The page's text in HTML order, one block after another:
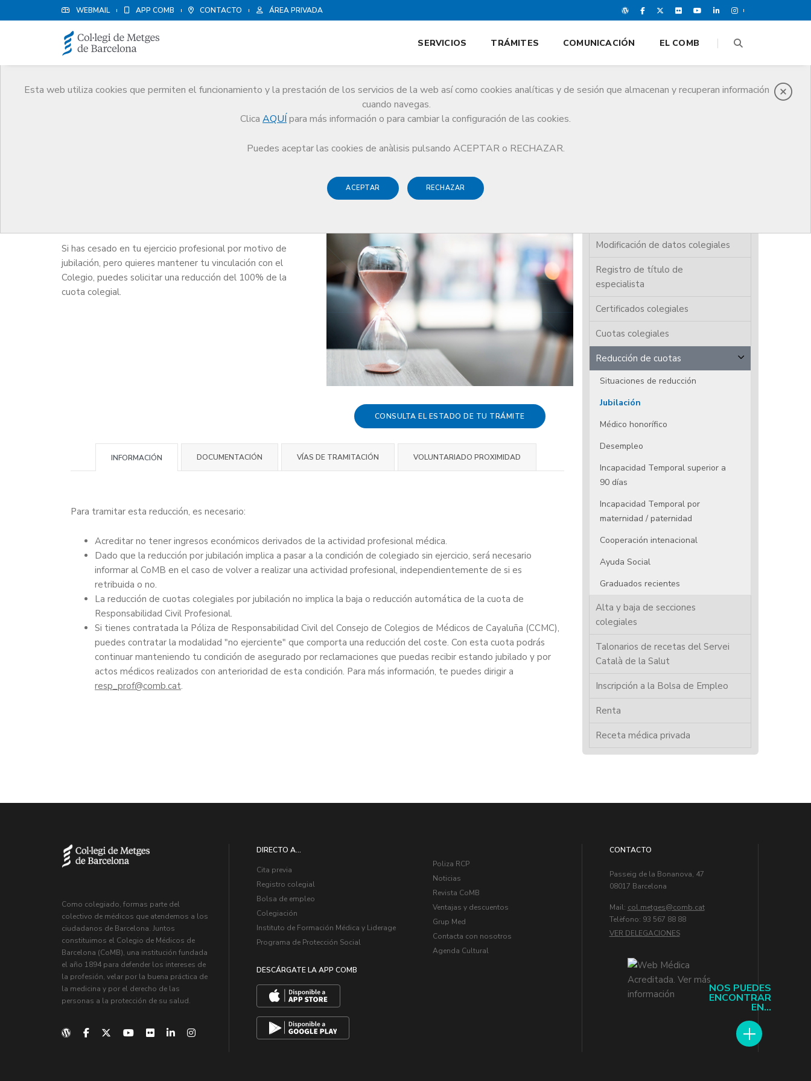
WEBMAIL APP COMB CONTACTO ÁREA PRIVADA
Esta web utiliza cookies que permiten el funcionamiento y la prestación de los servicios de la web así como cookies analíticas y de sesión que almacenan y recuperan información
cuando navegas.
Clica AQUÍ para más información o para cambiar la configuración de las cookies.
Puedes aceptar las cookies de anàlisis pulsando ACEPTAR o RECHAZAR.
ACEPTAR RECHAZAR
SERVICIOS TRÁMITES COMUNICACIÓN EL COMB
Si has cesado en tu ejercicio profesional por motivo de
jubilación, pero quieres mantener tu vinculación con el
Colegio, puedes solicitar una reducción del 100% de la
cuota colegial.
CONSULTA EL ESTADO DE TU TRÁMITE
INFORMACIÓN DOCUMENTACIÓN VÍAS DE TRAMITACIÓN VOLUNTARIADO PROXIMIDAD
Para tramitar esta reducción, es necesario:
Acreditar no tener ingresos económicos derivados de la actividad profesional médica.
Dado que la reducción por jubilación implica a pasar a la condición de colegiado sin ejercicio, será necesario
informar al CoMB en el caso de volver a realizar una actividad profesional, independientemente de si es
retribuida o no.
La reducción de cuotas colegiales por jubilación no implica la baja o reducción automática de la cuota de
Responsabilidad Civil Profesional.
Si tienes contratada la Póliza de Responsabilidad Civil del Consejo de Colegios de Médicos de Cayaluña (CCMC),
puedes contratar la modalidad "no ejerciente" que comporta una reducción del coste. Con esta cuota podrás
continuar manteniendo tu condición de asegurado por reclamaciones que puedas recibir estando jubilado y por
actos médicos realizados con anterioridad de esta condición. Para más información, te puedes dirigir a
resp_prof
.
NOS PUEDES
ENCONTRAR
EN...
Modificación de datos colegiales
Registro de título de
especialista
Certificados colegiales
Cuotas colegiales
Reducción de cuotas
Situaciones de reducción
Jubilación
Médico honorífico
Desempleo
Incapacidad Temporal superior a
90 días
Incapacidad Temporal por
maternidad / paternidad
Cooperación intenacional
Ayuda Social
Graduados recientes
Alta y baja de secciones
colegiales
Talonarios de recetas del Servei
Català de la Salut
Inscripción a la Bolsa de Empleo
Renta
Receta médica privada
Como colegiado, formas parte del
colectivo de médicos que atendemos a los
ciudadanos de Barcelona. Juntos
constituimos el Colegio de Médicos de
Barcelona (CoMB), una institución fundada
el año 1894 para defender los intereses de
la profesión, velar por la buena práctica de
la medicina y por el derecho de las
personas a la protección de su salud.
DIRECTO A...
Cita previa
Registro colegial
Bolsa de empleo
Colegiación
Instituto de Formación Médica y Liderage
Programa de Protección Social
DESCÁRGATE LA APP COMB
Poliza RCP
Noticias
Revista CoMB
Ventajas y descuentos
Grup Med
Contacta con nosotros
Agenda Cultural
CONTACTO
Passeig de la Bonanova, 47
08017 Barcelona
Mail: col.metges
Telèfono: 93 567 88 88
VER DELEGACIONES